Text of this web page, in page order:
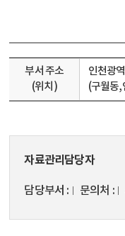
부서 주소
(위치)
인천광
(구월동
자료관리담당자
담당부서 문의처